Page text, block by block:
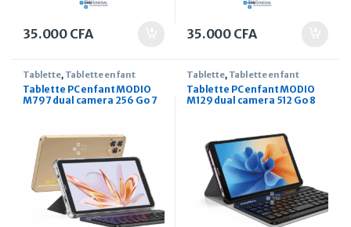
35.000 CFA 35.000 CFA
Tablette, Tablette enfant
Tablette PC enfant MODIO
M797 dual camera 256 Go 7
Tablette, Tablette enfant
Tablette PC enfant MODIO
M129 dual camera 512 Go 8